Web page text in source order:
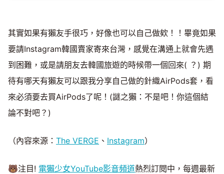
其實如果有獺友手很巧，好像也可以自己做欸！！畢竟如果
要請Instagram韓國賣家寄來台灣，感覺在溝通上就會先遇
到困難，或是請朋友去韓國旅遊的時候帶一個回來( ？) 期
待有哪天有獺友可以跟我分享自己做的針織AirPods套，看
來必須要去買AirPods了呢！(謎之獺：不是吧！你這個結
論不對吧？)
（內容來源： The VERGE 、 Instagram）
🐻注目! 電獺少女YouTube影音頻道熱烈訂閱中，每週最新